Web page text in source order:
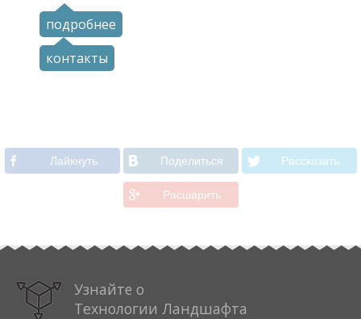
подробнее
контакты
Лайкнуть Поделиться Рассказать
Расшарить
Узнайте о
Технологии Ландшафта